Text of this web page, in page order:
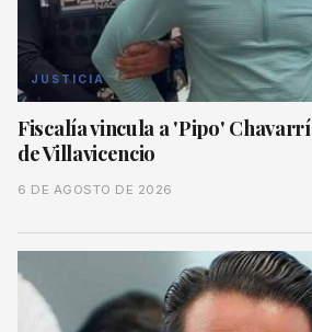
JUSTICIA
Fiscalía vincula a 'Pipo'
de Villavicencio
6 DE AGOSTO DE 2026